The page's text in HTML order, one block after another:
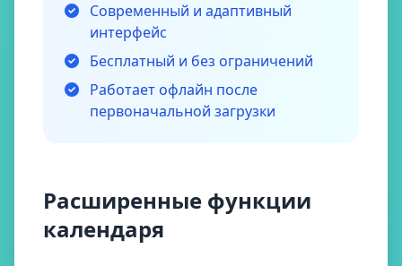
Современный и адаптивный
интерфейс
Бесплатный и без ограничений
Работает офлайн после
первоначальной загрузки
Расширенные функции
календаря